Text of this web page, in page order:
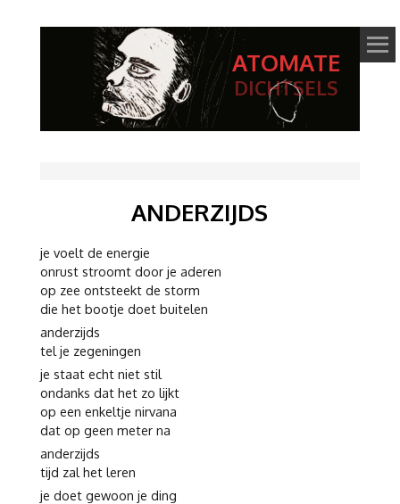
ATOMATE
DICHTSELS
ANDERZIJDS
je voelt de energie
onrust stroomt door je aderen
op zee ontsteekt de storm
die het bootje doet buitelen
anderzijds
tel je zegeningen
je staat echt niet stil
ondanks dat het zo lijkt
op een enkeltje nirvana
dat op geen meter na
anderzijds
tijd zal het leren
je doet gewoon je ding